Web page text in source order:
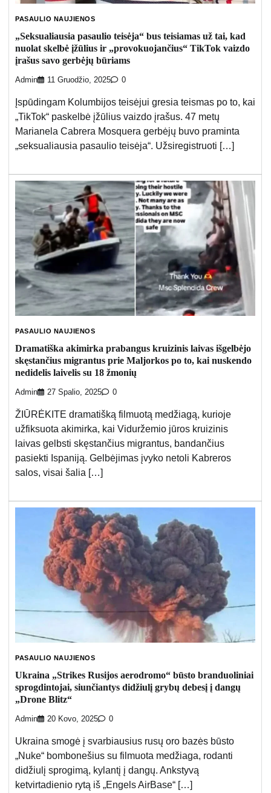
PASAULIO NAUJIENOS
„Seksualiausia pasaulio teisėja“ bus teisiamas už tai, kad
nuolat skelbė įžūlius ir „provokuojančius“ TikTok vaizdo
įrašus savo gerbėjų būriams
Admin 11 Gruodžio, 2025 0
Įspūdingam Kolumbijos teisėjui gresia teismas po to, kai
„TikTok“ paskelbė įžūlius vaizdo įrašus. 47 metų
Marianela Cabrera Mosquera gerbėjų buvo praminta
„seksualiausia pasaulio teisėja“. Užsiregistruoti […]
PASAULIO NAUJIENOS
Dramatiška akimirka prabangus kruizinis laivas išgelbėjo
skęstančius migrantus prie Maljorkos po to, kai nuskendo
nedidelis laivelis su 18 žmonių
Admin 27 Spalio, 2025 0
ŽIŪRĖKITE dramatišką filmuotą medžiagą, kurioje
užfiksuota akimirka, kai Viduržemio jūros kruizinis
laivas gelbsti skęstančius migrantus, bandančius
pasiekti Ispaniją. Gelbėjimas įvyko netoli Kabreros
salos, visai šalia […]
PASAULIO NAUJIENOS
Ukraina „Strikes Rusijos aerodromo“ būsto branduoliniai
sprogdintojai, siunčiantys didžiulį grybų debesį į dangų
„Drone Blitz“
Admin 20 Kovo, 2025 0
Ukraina smogė į svarbiausius rusų oro bazės būsto
„Nuke“ bombonešius su filmuota medžiaga, rodanti
didžiulį sprogimą, kylantį į dangų. Ankstyvą
ketvirtadienio rytą iš „Engels AirBase“ […]